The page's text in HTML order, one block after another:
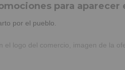
para
por el pueblo.
el logo del comercio, imagen de la